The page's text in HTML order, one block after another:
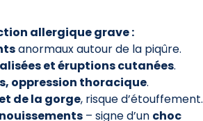
allergique grave :
anormaux autour de la piqûre.
et éruptions cutanées.
oppression thoracique.
de la gorge, risque d’étouffement.
– signe d’un choc